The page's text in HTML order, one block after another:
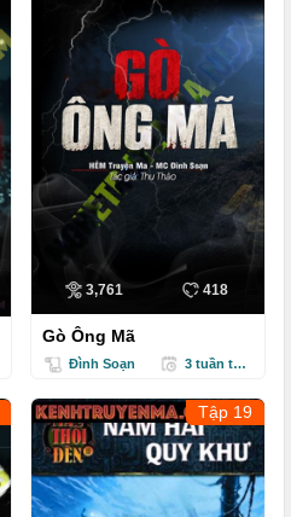
3,761 418
Gò Ông Mã
Đình Soạn 3 tuần trước
Tập 19